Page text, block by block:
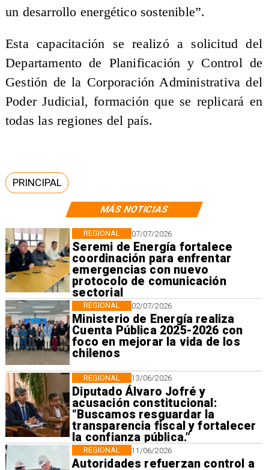
MÁS NOTICIAS
07/07/2026
Seremi de Energía fortalece
coordinación para enfrentar
emergencias con nuevo
protocolo de comunicación
sectorial
REGIONAL
02/07/2026
Ministerio de Energía realiza
Cuenta Pública 2025-2026 con
foco en mejorar la vida de los
chilenos
REGIONAL
13/06/2026
Diputado Álvaro Jofré y
acusación constitucional:
“Buscamos resguardar la
transparencia fiscal y fortalecer
la confianza pública.”
REGIONAL
11/06/2026
Autoridades refuerzan control a
REGIONAL
un desarrollo energético sostenible”.
Esta capacitación se realizó a solicitud del
Departamento de Planificación y Control de
Gestión de la Corporación Administrativa del
Poder Judicial, formación que se replicará en
todas las regiones del país.
PRINCIPAL